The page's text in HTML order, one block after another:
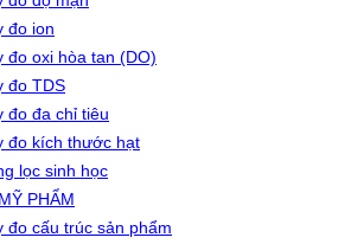
đo ion
đo oxi hòa tan (DO)
đo TDS
đo đa chỉ tiêu
đo kích thước hạt
lọc sinh học
PHẨM
đo cấu trúc sản phẩm